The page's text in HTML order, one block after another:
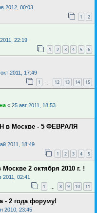
2012, 00:03
1 2
22:19
1 2 3 4 5 6
2011, 17:49
1 12 13 14 15
« 25 авг 2011, 18:53
Москве - 5 ФЕВРАЛЯ
2011, 18:49
1 2 3 4 5
2 октября 2010 г. !
2011, 02:41
1 8 9 10 11
- 2 года форуму!
2010, 23:45